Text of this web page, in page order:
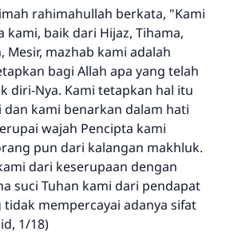
rahimahullah berkata, "Kami
kami, baik dari Hijaz, Tihama,
Mesir, mazhab kami adalah
bagi Allah apa yang telah
diri-Nya. Kami tetapkan hal itu
kami benarkan dalam hati
wajah Pencipta kami
pun dari kalangan makhluk.
dari keserupaan dengan
suci Tuhan kami dari pendapat
mempercayai adanya sifat
1/18)